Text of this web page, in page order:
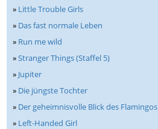
» Little Trouble Girls
» Das fast normale Leben
» Run me wild
»Stranger Things (Staffel 5)
» Jupiter
» Die jüngste Tochter
» Der geheimnisvolle Blick des Flamingos
» Left-Handed Girl